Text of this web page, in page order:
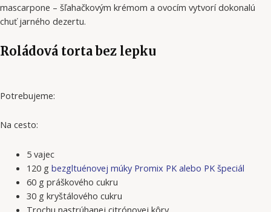
mascarpone – šľahačkovým krémom a ovocím vytvorí dokonalú
chuť jarného dezertu.
Roládová torta bez lepku
Potrebujeme:
Na cesto:
5 vajec
120 g bezgltuénovej múky Promix PK alebo PK špeciál
60 g práškového cukru
30 g kryštálového cukru
Trochu nastrúhanej citrónovej kôry